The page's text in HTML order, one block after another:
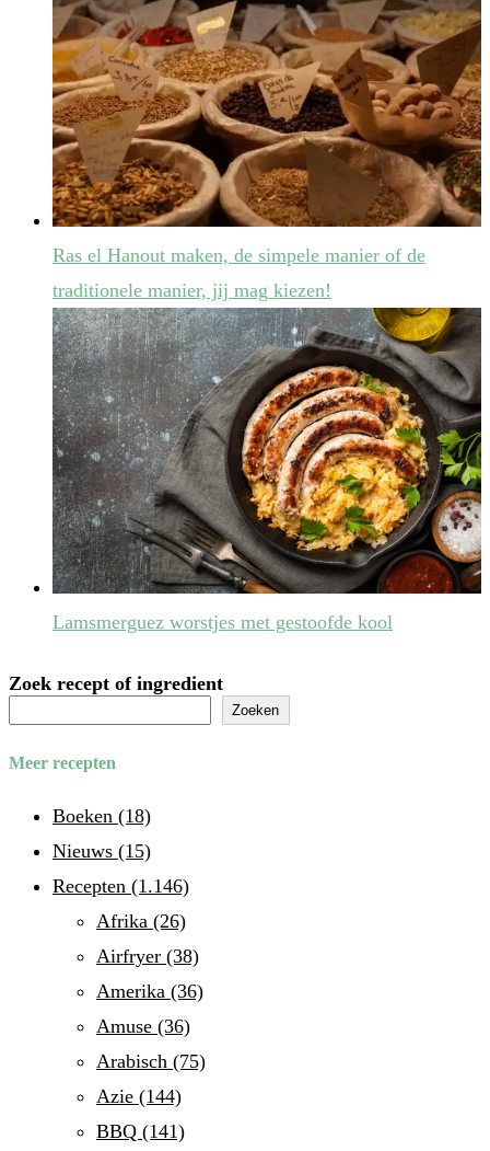
Ras el Hanout maken, de simpele manier of de
traditionele manier, jij mag kiezen!
Lamsmerguez worstjes met gestoofde kool
Zoek recept of ingredient
Zoeken
Meer recepten
Boeken (18)
Nieuws (15)
Recepten (1.146)
Afrika (26)
Airfryer (38)
Amerika (36)
Amuse (36)
Arabisch (75)
Azie (144)
BBQ (141)